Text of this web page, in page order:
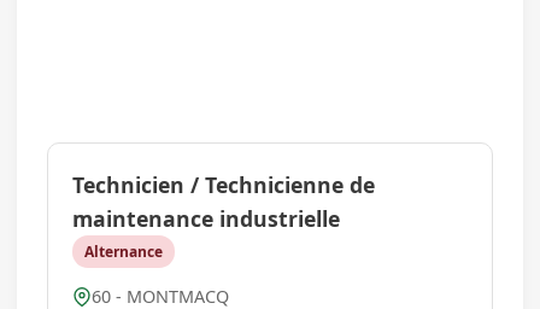
Technicien / Technicienne de
maintenance industrielle
Alternance
60 - MONTMACQ